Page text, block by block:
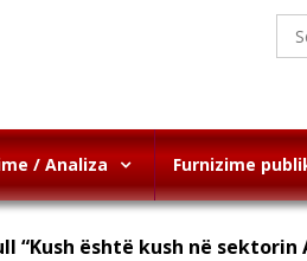
for:
/ Analiza Furnizime
“Kush është kush në